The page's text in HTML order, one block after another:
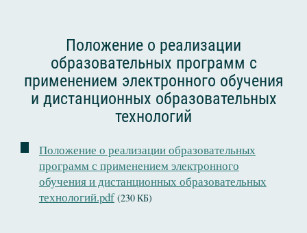
Положение о реализации
образовательных программ с
применением электронного обучения
и дистанционных образовательных
технологий
Положение о реализации образовательных
программ с применением электронного
обучения и дистанционных образовательных
технологий.pdf (230 КБ)